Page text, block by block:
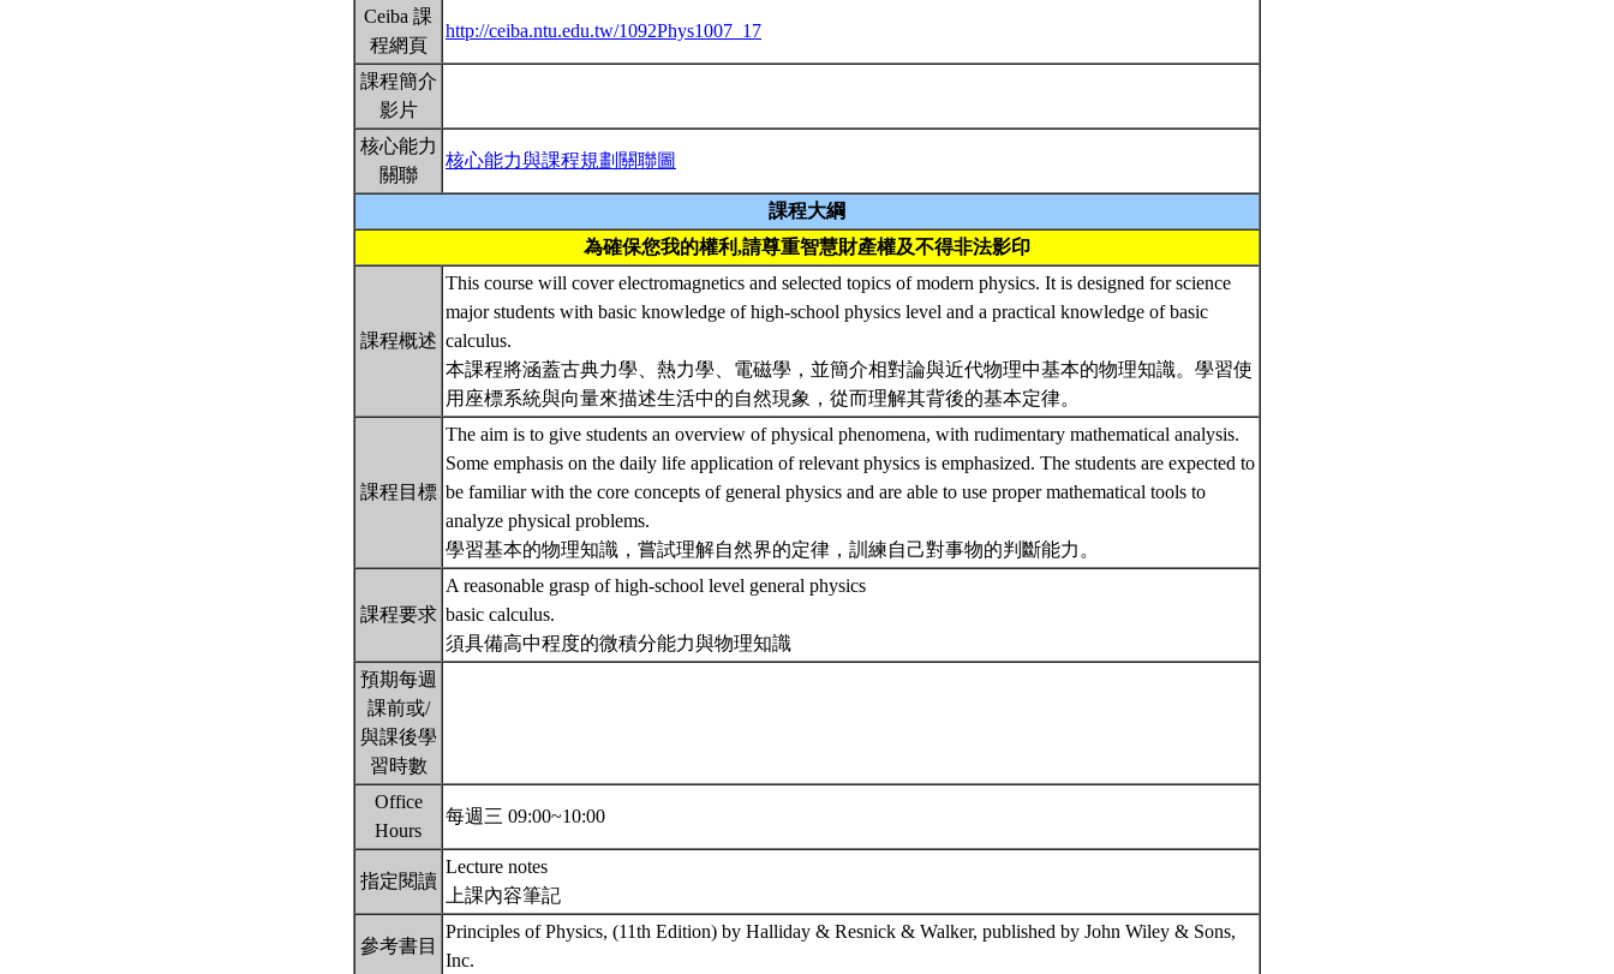
Ceiba 課
程網頁
http://ceiba.ntu.edu.tw/1092Phys1007_17
課程簡介
影片
核心能力
關聯
核心能力與課程規劃關聯圖
課程大綱
為確保您我的權利,請尊重智慧財產權及不得非法影印
課程概述
This course will cover electromagnetics and selected topics of modern physics. It is designed for science
major students with basic knowledge of high-school physics level and a practical knowledge of basic
calculus.
本課程將涵蓋古典力學、熱力學、電磁學，並簡介相對論與近代物理中基本的物理知識。學習使
用座標系統與向量來描述生活中的自然現象，從而理解其背後的基本定律。
課程目標
The aim is to give students an overview of physical phenomena, with rudimentary mathematical analysis.
Some emphasis on the daily life application of relevant physics is emphasized. The students are expected to
be familiar with the core concepts of general physics and are able to use proper mathematical tools to
analyze physical problems.
學習基本的物理知識，嘗試理解自然界的定律，訓練自己對事物的判斷能力。
課程要求
A reasonable grasp of high-school level general physics
basic calculus.
須具備高中程度的微積分能力與物理知識
預期每週
課前或/
與課後學
習時數
Office
Hours
每週三 09:00~10:00
指定閱讀
Lecture notes
上課內容筆記
參考書目
Principles of Physics, (11th Edition) by Halliday & Resnick & Walker, published by John Wiley & Sons,
Inc.